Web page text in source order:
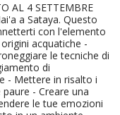
AL 4 SETTEMBRE
a Sataya. Questo
con l'elemento
acquatiche -
le tecniche di
di
- Mettere in risalto i
- Creare una
le tue emozioni